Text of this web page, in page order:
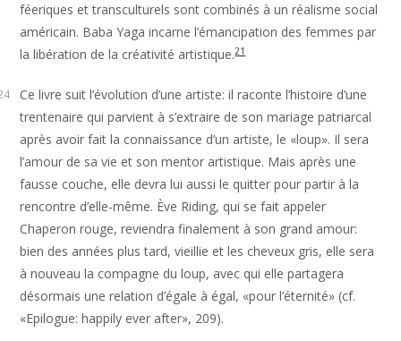
féeriques et transculturels sont combinés à un réalisme social
américain. Baba Yaga incarne l’émancipation des femmes par
la libération de la créativité artistique.21
Ce livre suit l’évolution d’une artiste: il raconte l’histoire d’une
trentenaire qui parvient à s’extraire de son mariage patriarcal
après avoir fait la connaissance d’un artiste, le «loup». Il sera
l’amour de sa vie et son mentor artistique. Mais après une
fausse couche, elle devra lui aussi le quitter pour partir à la
rencontre d’elle-même. Ève Riding, qui se fait appeler
Chaperon rouge, reviendra finalement à son grand amour:
bien des années plus tard, vieillie et les cheveux gris, elle sera
à nouveau la compagne du loup, avec qui elle partagera
désormais une relation d’égale à égal, «pour l’éternité» (cf.
«Epilogue: happily ever after», 209).